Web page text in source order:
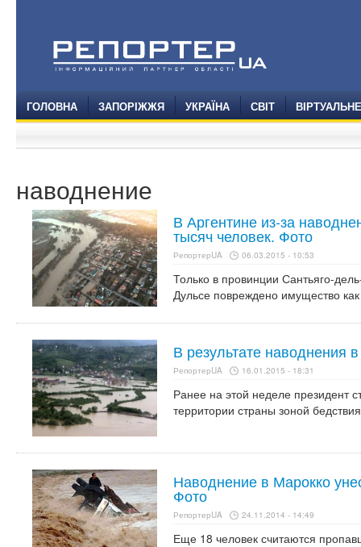
ГОЛОВНА ЗАПОРІЖЖЯ УКРАЇНА СВІТ
наводнение
В Аргентине из-за
тысяч человек. Фото
РепортерUA 06.03.2015 - 10:53
Только в провинции Сантьяго-
Дульсе повреждено имущество
В результате наводнения
РепортерUA 16.01.2015 - 18:31
Ранее на этой неделе президент
территории страны зоной
Наводнение в Марокко
Фото
РепортерUA 24.11.2014 - 14:49
Еще 18 человек считаются